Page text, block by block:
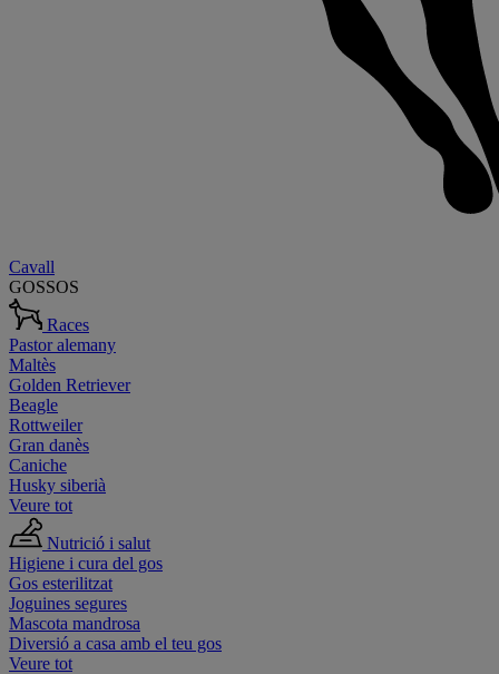
Cavall
GOSSOS
Races
Pastor alemany
Maltès
Golden Retriever
Beagle
Rottweiler
Gran danès
Caniche
Husky siberià
Veure tot
Nutrició i salut
Higiene i cura del gos
Gos esterilitzat
Joguines segures
Mascota mandrosa
Diversió a casa amb el teu gos
Veure tot